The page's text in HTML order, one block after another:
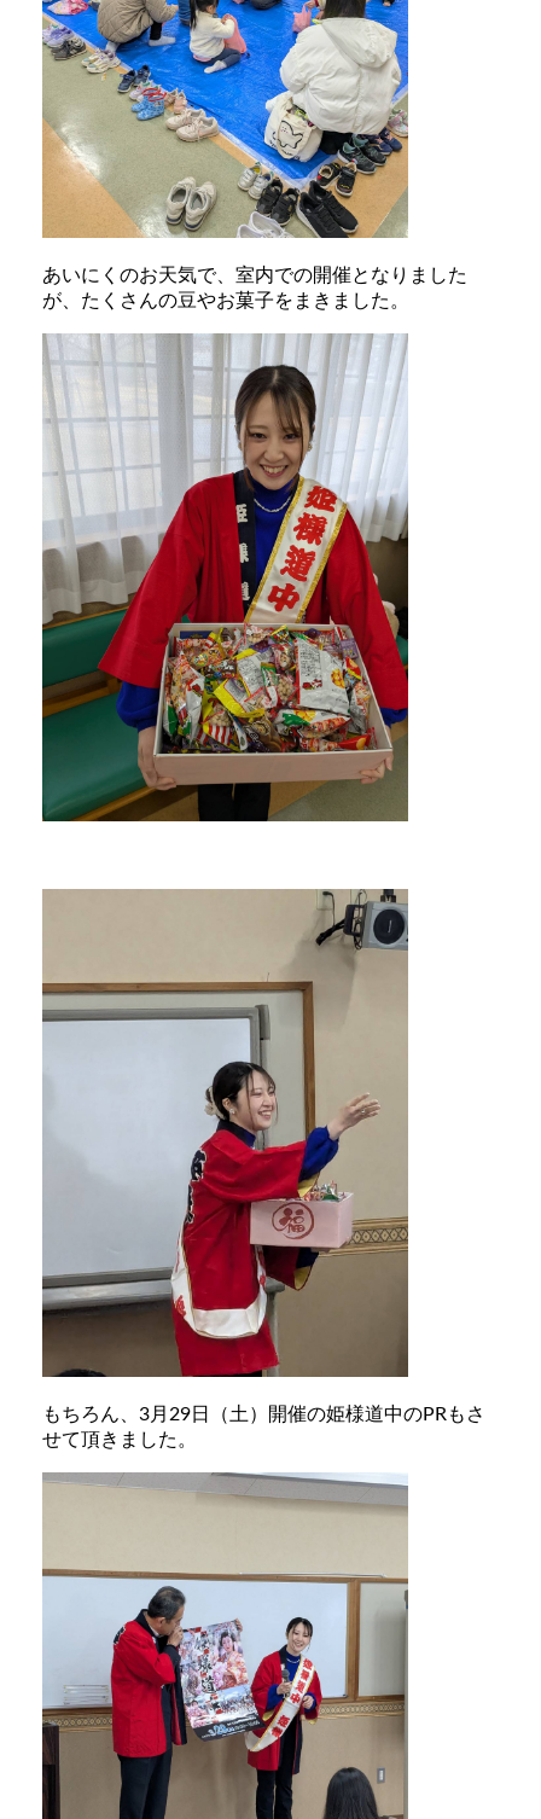
あいにくのお天気で、室内での開催となりました
が、たくさんの豆やお菓子をまきました。
もちろん、3月29日（土）開催の姫様道中のPRもさ
せて頂きました。